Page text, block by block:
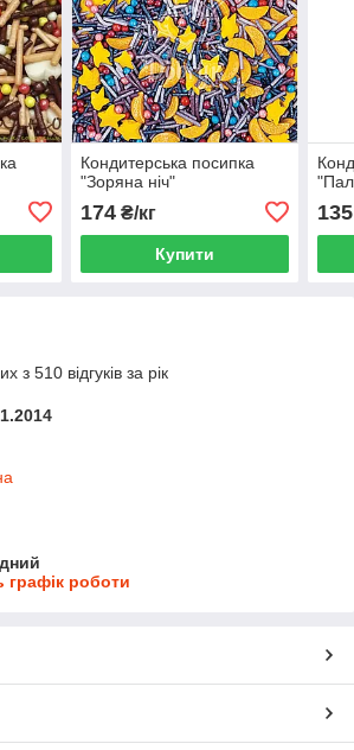
Кондитерська посипка
"Зоряна ніч"
174₴/кг
Купити
135
з 510 відгуків за рік
графік роботи